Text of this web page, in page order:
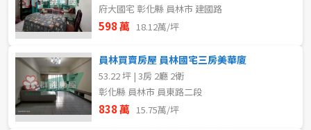
府大國宅 彰化縣 員林市 建國路
598 萬 18.12萬/坪
員林買賣房屋 員林國宅三房美華廈
53.22 坪 | 3房 2廳 2衛
彰化縣 員林市 員東路二段
838 萬 15.75萬/坪